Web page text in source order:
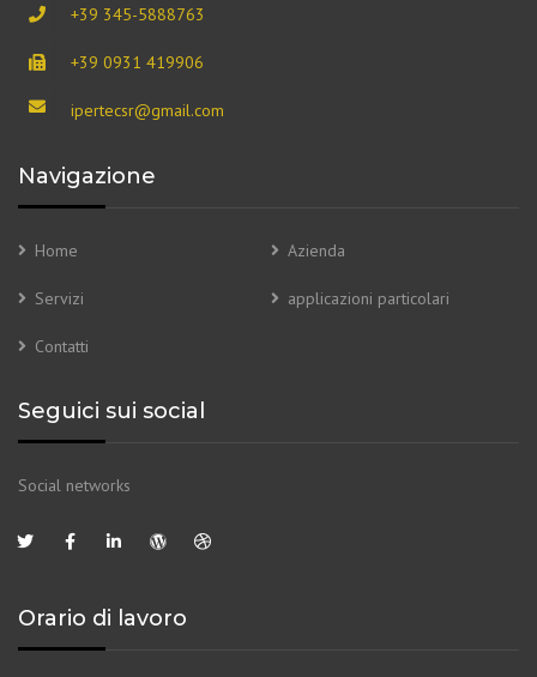
+39 345-5888763
+39 0931 419906
ipertecsr@gmail.com
Navigazione
Home Azienda
Servizi applicazioni particolari
Contatti
Seguici sui social
Social networks
Orario di lavoro